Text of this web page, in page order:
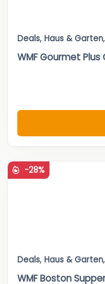
Deals, Haus & Garten,
WMF Gourmet
-28%
Deals, Haus & Garten,
WMF Boston